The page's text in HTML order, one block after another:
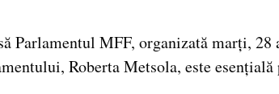
Parlamentul MFF, organizată marți,
Roberta Metsola, este